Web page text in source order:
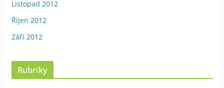
Listopad 2012
Říjen 2012
Září 2012
Rubriky